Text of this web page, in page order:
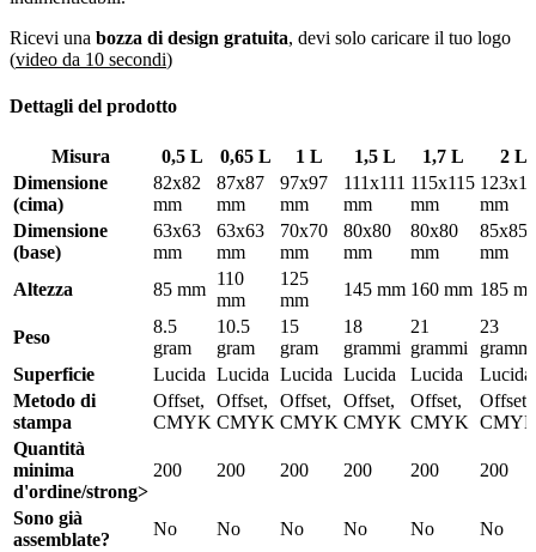
Per ulteriori informazioni su altezza, diametro superiore e inferiore,
consultare la scheda "dettagli del prodotto".
Per cosa possono essere usati i contenitori per
popcorn?
L'ampia scelta di formati offre anche la possibilità di utilizzarli per
diversi utilizzi. I formati piccoli sono utilizzati principalmente per
eventi aziendali o fiere ma possono essere utilizzati anche dalle
società sportive locali che ad un evento vogliono vendere snack agli
spettatori. I formati più grandi sono utilizzati principalmente in
luoghi di intrattenimento come il cinema, il teatro o lo zoo. Le
dimensioni medie sono spesso utilizzate in occasione di eventi
sportivi per servire nachos o altri antipasti.
Ottieni le tue scatole per popcorn facilmente
ripiegabili
Le nostre
risparmiare spazio e denaro durante la spedizione, quindi devono
essere montate prima di poter servire gli snack. Possiamo produrre
scatole per popcorn con due diversi tipi di base: base manuale e base
automatica.
Ricevi una bozza di design gratuita, devi solo caricare il tuo logo
(video da 10 secondi)
Dettagli del prodotto
Misura 0,5 L 0,65 L 1 L 1,5 L 1,7 L
2 L
Dimensione
(cima)
82x82
mm
87x87
mm
97x97
mm
111x111
mm
115x115
mm
mm
Dimensione
(base)
63x63
mm
63x63
mm
70x70
mm
80x80
mm
80x80
mm
85x85
mm
Altezza
85 mm
110
mm
125
mm
145 mm 160 mm 185
Peso
8.5
gram
10.5
gram
15
gram
18
grammi
21
grammi
23
grammi
Superficie
Lucida Lucida Lucida Lucida Lucida
Lucida
Metodo di
stampa
Offset,
CMYK
Offset,
CMYK
Offset,
CMYK
Offset,
CMYK
Offset,
CMYK
Offset,
Quantità
minima
d'ordine/strong>
200 200 200 200 200 200
Sono già
assemblate?
No No No No No No